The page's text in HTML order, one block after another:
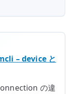
– device と
の違